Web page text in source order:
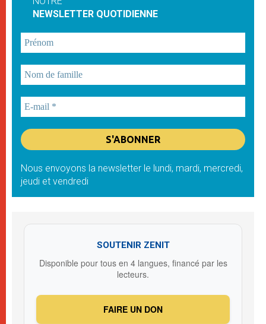
NEWSLETTER QUOTIDIENNE
Nous envoyons la newsletter le lundi, mardi, mercredi,
jeudi et vendredi
SOUTENIR ZENIT
Disponible pour tous en 4 langues, financé par les
lecteurs.
FAIRE UN DON